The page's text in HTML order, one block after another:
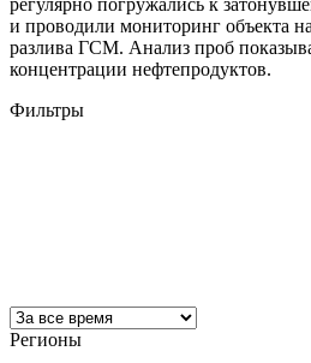
и проводили мониторинг объекта
разлива ГСМ. Анализ проб
концентрации нефтепродуктов.
Фильтры
Регионы